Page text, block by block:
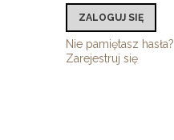
ZALOGUJ SIĘ
Nie pamiętasz hasła?
Zarejestruj się